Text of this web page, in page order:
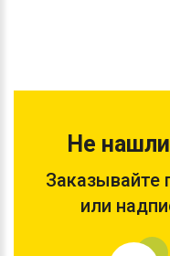
Не
Заказывайте
или